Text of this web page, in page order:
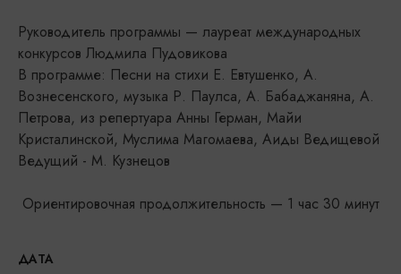
Руководитель программы — лауреат международных
конкурсов Людмила Пудовикова
В программе: Песни на стихи Е. Евтушенко, А.
Вознесенского, музыка Р. Паулса, А. Бабаджаняна, А.
Петрова, из репертуара Анны Герман, Майи
Кристалинской, Муслима Магомаева, Аиды Ведищевой
Ведущий - М. Кузнецов
Ориентировочная продолжительность — 1 час 30 минут
ДАТА